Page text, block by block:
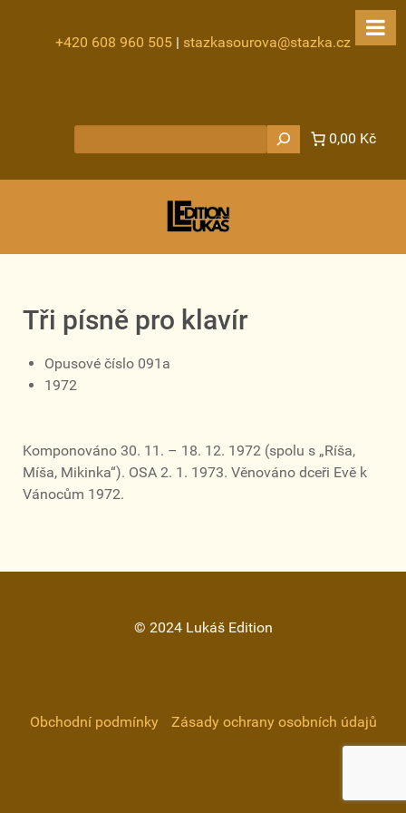
+420 608 960 505 | stazkasourova@stazka.cz
0,00 Kč
Tři písně pro klavír
Opusové číslo 091a
1972
Komponováno 30. 11. – 18. 12. 1972 (spolu s „Ríša,
Míša, Mikinka“). OSA 2. 1. 1973. Věnováno dceři Evě k
Vánocům 1972.
© 2024 Lukáš Edition
Obchodní podmínky Zásady ochrany osobních údajů